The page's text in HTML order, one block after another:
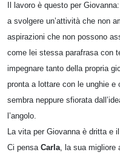
Il lavoro è questo per
a svolgere un’attività che non
aspirazioni che non possono
come lei stessa parafrasa con
impegnare tanto della propria
pronta a lottare con le unghie
sembra neppure sfiorata
l’angolo.
La vita per Giovanna è dritta e
Ci pensa Carla, la sua migliore